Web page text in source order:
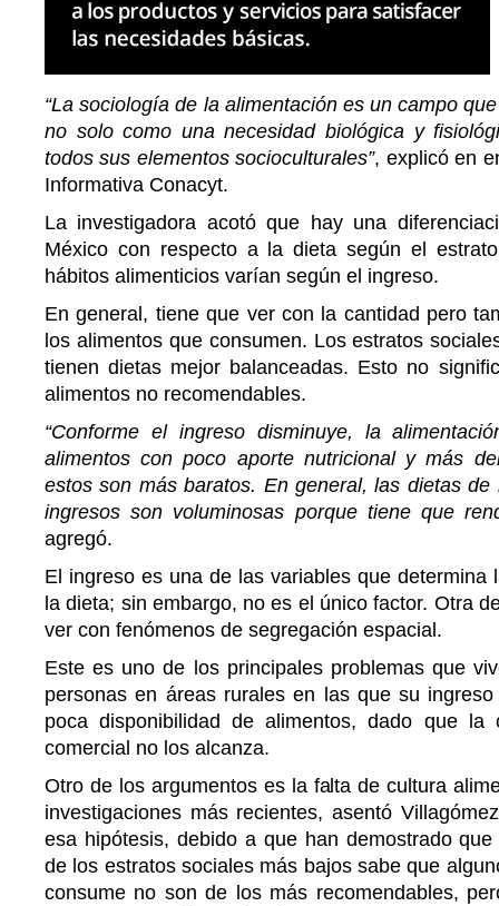
“La sociología de la alimentación es un campo
no solo como una necesidad biológica y
todos sus elementos socioculturales”, explicó en
Informativa Conacyt.
La investigadora acotó que hay una
México con respecto a la dieta según el
hábitos alimenticios varían según el ingreso.
En general, tiene que ver con la cantidad pero
los alimentos que consumen. Los estratos
tienen dietas mejor balanceadas. Esto no
alimentos no recomendables.
“Conforme el ingreso disminuye, la
alimentos con poco aporte nutricional y más
estos son más baratos. En general, las dietas
ingresos son voluminosas porque tiene que
agregó.
El ingreso es una de las variables que determina
la dieta; sin embargo, no es el único factor. Otra
ver con fenómenos de segregación espacial.
Este es uno de los principales problemas que
personas en áreas rurales en las que su
poca disponibilidad de alimentos, dado que la
comercial no los alcanza.
Otro de los argumentos es la falta de cultura
investigaciones más recientes, asentó
esa hipótesis, debido a que han demostrado
de los estratos sociales más bajos sabe que
consume no son de los más recomendables,